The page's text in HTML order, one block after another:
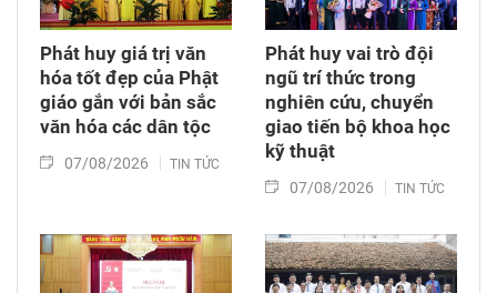
Phát huy giá trị văn
hóa tốt đẹp của Phật
giáo gắn với bản sắc
văn hóa các dân tộc
07/08/2026 TIN TỨC
Phát huy vai trò đội
ngũ trí thức trong
nghiên cứu, chuyển
giao tiến bộ khoa học
kỹ thuật
07/08/2026 TIN TỨC